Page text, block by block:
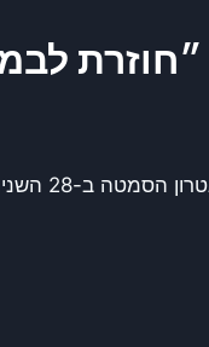
בשישי האחרון, ימים